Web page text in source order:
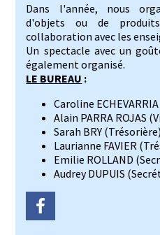
Dans l'année, nous
d'objets ou de
collaboration avec les
Un spectacle avec un
également organisé.
LE BUREAU :
Caroline
Alain PARRA ROJAS
Sarah BRY (Trésorière)
Laurianne FAVIER
Emilie ROLLAND
Audrey DUPUIS